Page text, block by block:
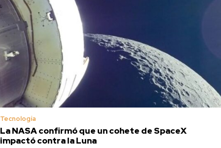
Tecnología
La NASA confirmó que un cohete de SpaceX
impactó contra la Luna